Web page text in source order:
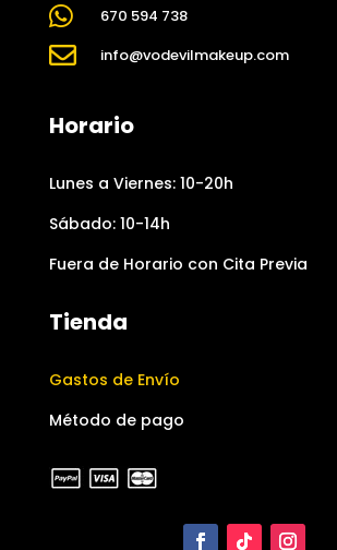
 670 594 738
 info@vodevilmakeup.com
Horario
Lunes a Viernes: 10-20h
Sábado: 10-14h
Fuera de Horario con Cita Previa
Tienda
Gastos de Envío
Método de pago